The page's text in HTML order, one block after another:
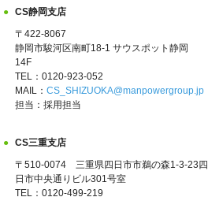
CS静岡支店
〒422-8067
静岡市駿河区南町18-1 サウスポット静岡
14F
TEL：0120-923-052
MAIL： CS_SHIZUOKA@manpowergroup.jp
担当：採用担当
CS三重支店
〒510-0074 三重県四日市市鵜の森1-3-23四
日市中央通りビル301号室
TEL：0120-499-219